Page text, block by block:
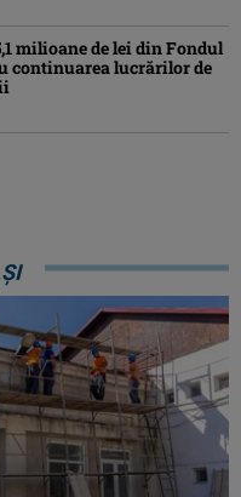
milioane de lei din Fondul
continuarea lucrărilor de